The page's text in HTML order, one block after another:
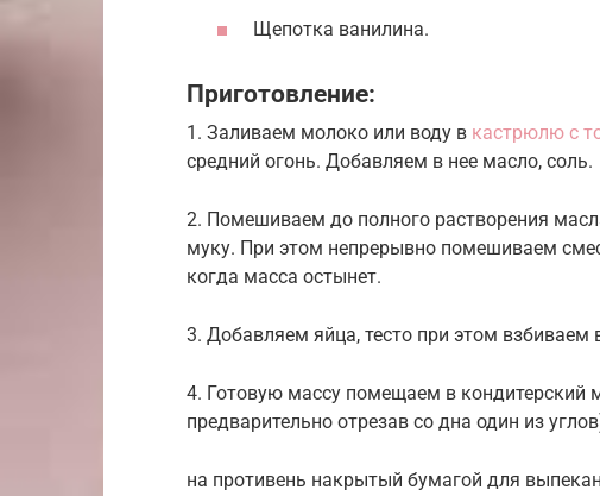
Щепотка ванилина.
Приготовление:
1. Заливаем молоко или воду в кастрюлю с
средний огонь. Добавляем в нее масло, соль.
2. Помешиваем до полного растворения
муку. При этом непрерывно помешиваем
когда масса остынет.
3. Добавляем яйца, тесто при этом взбиваем
4. Готовую массу помещаем в кондитерский
предварительно отрезав со дна один из
на противень накрытый бумагой для